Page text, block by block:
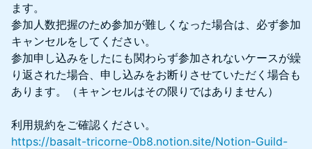
ます。
参加人数把握のため参加が難しくなった場合は、必ず参加
キャンセルをしてください。
参加申し込みをしたにも関わらず参加されないケースが繰
り返された場合、申し込みをお断りさせていただく場合も
あります。（キャンセルはその限りではありません）
利用規約をご確認ください。
https://basalt-tricorne-0b8.notion.site/Notion-Guild-